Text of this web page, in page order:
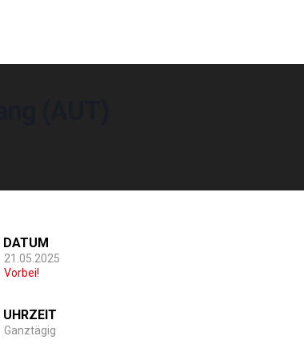
DATUM
21.05.2025
Vorbei!
UHRZEIT
Ganztägig